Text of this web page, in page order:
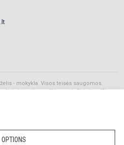
OPTIONS
- mokykla. Visos teisės saugomos.
sutikimo griežtai draudžiama.